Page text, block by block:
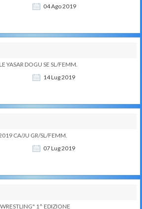
04Ago2019
14Lug2019
YASAR DOGU SE SL/FEMM.
07Lug2019
CA/JU GR/SL/FEMM.
1^ EDIZIONE